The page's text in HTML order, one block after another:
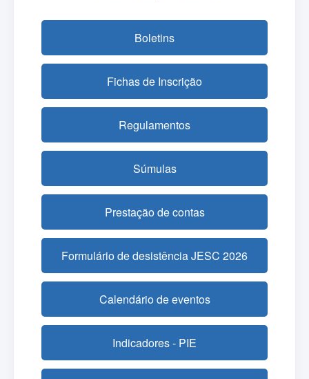
Boletins
Fichas de Inscrição
Regulamentos
Súmulas
Prestação de contas
Formulário de desistência JESC 2026
Calendário de eventos
Indicadores - PIE